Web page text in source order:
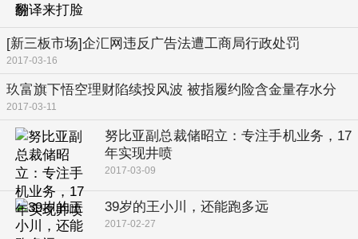
[新三板市场]企汇网违反广告法遭工商局行政处罚
2017-03-16
玖富旗下悟空理财陷续投风波 被指履约险含金量存水分
2017-03-11
努比亚副总裁储昭立：专注手机业务，17
年实现井喷
2017-03-09
39岁的王小川，还能跑多远
2017-02-27